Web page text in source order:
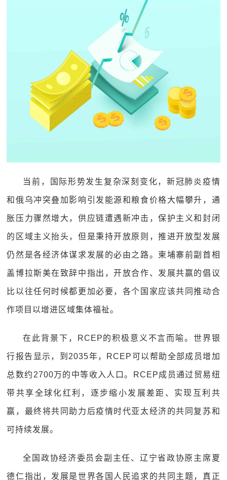
当前，国际形势发生复杂深刻变化，新冠肺炎疫情
和俄乌冲突叠加影响引发能源和粮食价格大幅攀升，通
胀压力骤然增大，供应链遭遇新冲击，保护主义和封闭
的区域主义抬头，但是秉持开放原则，推进开放型发展
仍然是各经济体谋求发展的必由之路。柬埔寨前副首相
盖博拉斯美在致辞中指出，开放合作、发展共赢的倡议
比以往任何时候都更加必要，各个国家应该共同推动合
作项目以增进区域集体福祉。
在此背景下，RCEP的积极意义不言而喻。世界银
行报告显示，到2035年，RCEP可以帮助全部成员增加
总数约2700万的中等收入人口。RCEP成员通过贸易纽
带共享全球化红利，逐步缩小发展差距、实现互利共
赢，最终将共同助力后疫情时代亚太经济的共同复苏和
可持续发展。
全国政协经济委员会副主任、辽宁省政协原主席夏
德仁指出，发展是世界各国人民追求的共同主题，真正